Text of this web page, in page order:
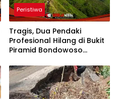
Peristiwa
Tragis, Dua Pendaki
Profesional Hilang di Bukit
Piramid Bondowoso